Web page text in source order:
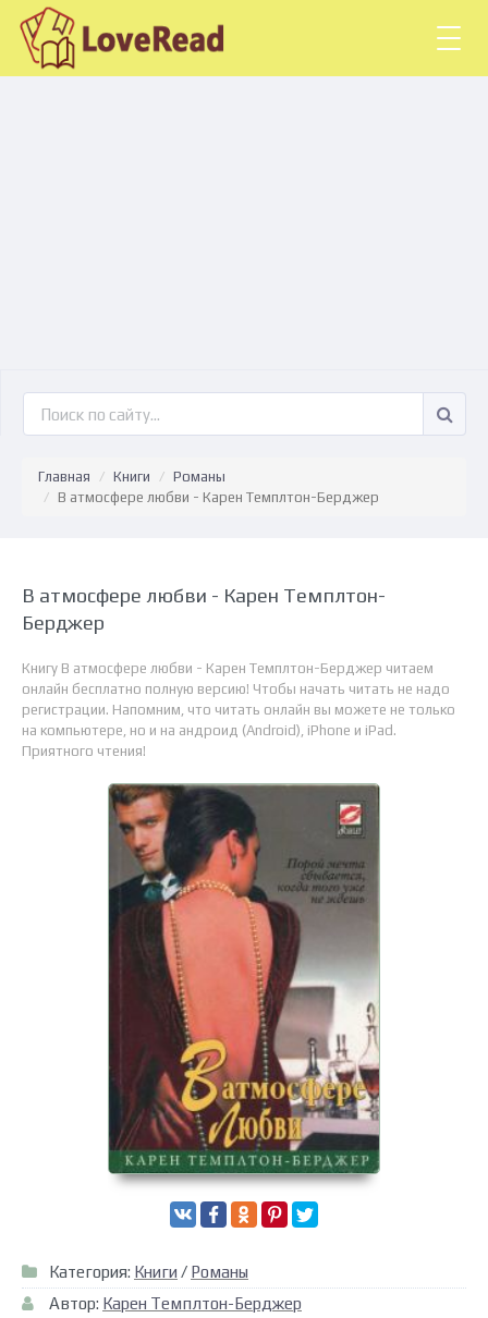
Главная Книги
Романы
В атмосфере любви - Карен Темплтон-Берджер
В атмосфере любви - Карен Темплтон-
Берджер
Книгу В атмосфере любви - Карен Темплтон-Берджер читаем
онлайн бесплатно полную версию! Чтобы начать читать не надо
регистрации. Напомним, что читать онлайн вы можете не только
на компьютере, но и на андроид (Android), iPhone и iPad.
Приятного чтения!
Категория: Книги / Романы
Автор: Карен Темплтон-Берджер